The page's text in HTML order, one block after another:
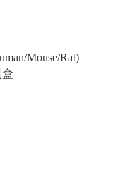
Mouse/Rat)